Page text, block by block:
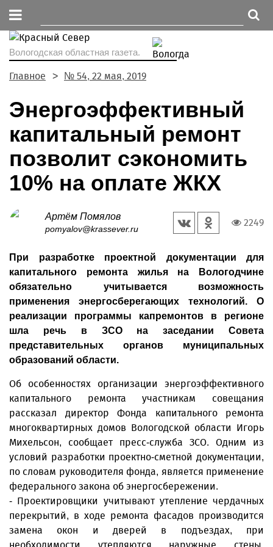
Вологодская областная газета.
Главное № 54, 22 мая, 2019
Энергоэффективный
капитальный ремонт
позволит сэкономить
10% на оплате ЖКХ
Артём Помялов
pomyalov@krassever.ru
2249
При разработке проектной документации для
капитального ремонта жилья на Вологодчине
обязательно учитывается возможность
применения энергосберегающих технологий. О
реализации программы капремонтов в регионе
шла речь в ЗСО на заседании Совета
представительных органов муниципальных
образований области.
Об особенностях организации энергоэффективного
капитального ремонта участникам совещания
рассказал директор Фонда капитального ремонта
многоквартирных домов Вологодской области Игорь
Михельсон, сообщает пресс-служба ЗСО. Одним из
условий разработки проектно-сметной документации,
по словам руководителя фонда, является применение
федерального закона об энергосбережении.
- Проектировщики учитывают утепление чердачных
перекрытий, в ходе ремонта фасадов производится
замена окон и дверей в подъездах, при